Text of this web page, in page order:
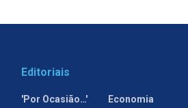
Editoriais
'Por Ocasião…'
Economia